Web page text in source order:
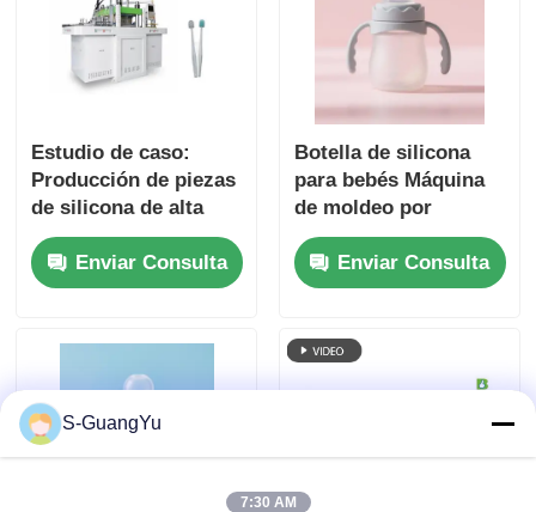
Estudio de caso:
Producción de piezas
de silicona de alta
precisión con
tecnología LSR
Enviar Consulta
Botella de silicona
para bebés Máquina
de moldeo por
inyección de silicona
líquidaEnviar Consulta
S-GuangYu
7:30 AM